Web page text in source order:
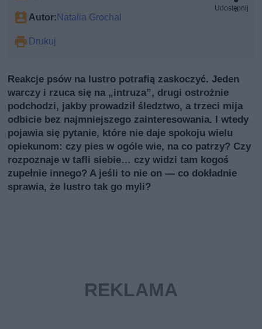
Autor: Natalia Grochal
Drukuj
Udostępnij
Reakcje psów na lustro potrafią zaskoczyć. Jeden
warczy i rzuca się na „intruzа”, drugi ostrożnie
podchodzi, jakby prowadził śledztwo, a trzeci mija
odbicie bez najmniejszego zainteresowania. I wtedy
pojawia się pytanie, które nie daje spokoju wielu
opiekunom: czy pies w ogóle wie, na co patrzy? Czy
rozpoznaje w tafli siebie… czy widzi tam kogoś
zupełnie innego? A jeśli to nie on — co dokładnie
sprawia, że lustro tak go myli?